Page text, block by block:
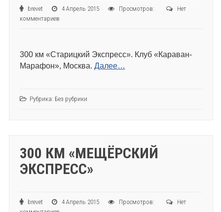
brevet 4 Апрель 2015 Просмотров:
Нет
комментариев
300 км «Старицкий Экспресс». Клуб «Караван-
Марафон», Москва. Далее…
Рубрика: Без рубрики
300 КМ «МЕЩЁРСКИЙ
ЭКСПРЕСС»
brevet 4 Апрель 2015 Просмотров:
Нет